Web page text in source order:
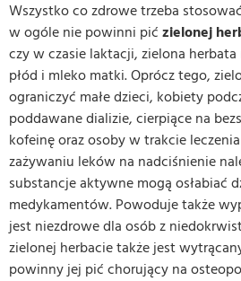
Wszystko co zdrowe trzeba
w ogóle nie powinni pić zielonej
czy w czasie laktacji, zielona herbata
płód i mleko matki. Oprócz tego,
ograniczyć małe dzieci, kobiety
poddawane dializie, cierpiące na
kofeinę oraz osoby w trakcie
zażywaniu leków na nadciśnienie
substancje aktywne mogą osłabiać
medykamentów. Powoduje także
jest niezdrowe dla osób z
zielonej herbacie także jest
powinny jej pić chorujący na